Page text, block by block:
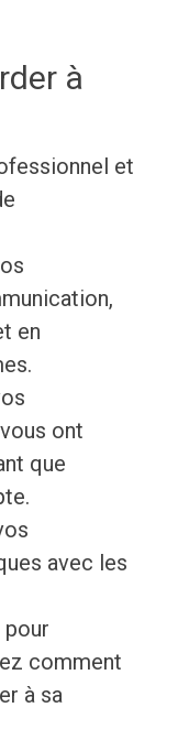
à
et
en
ont
que
avec les
comment
à sa